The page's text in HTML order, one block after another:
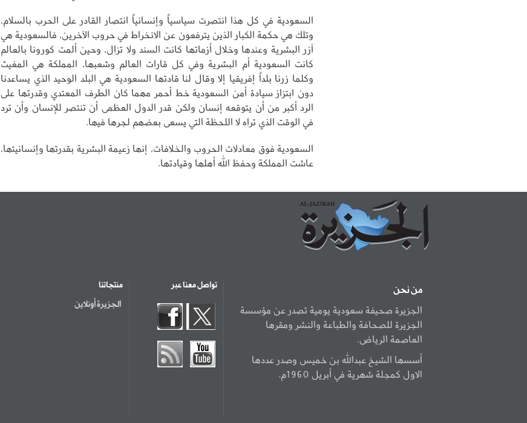
السعودية في كل هذا انتصرت سياسياً وإنسانياً انتصار القادر على الحرب بالسلام،
وتلك هي حكمة الكبار الذين يترفعون عن الانخراط في حروب الآخرين، فالسعودية هي
آزر البشرية وعندها وخلال أزماتها كانت السند ولا تزال، وحين ألمت كورونا بالعالم
كانت السعودية أم البشرية وفي كل قارات العالم وشعبها، المملكة هي المغيث
وكلما زرنا بلداً إفريقيا إلا وقال لنا قادتها السعودية هي البلد الوحيد الذي يساعدنا
دون ابتزاز سيادة أمن السعودية خط أحمر مهما كان الطرف المعتدي وقدرتها على
الرد أكبر من أن يتوقعه إنسان ولكن قدر الدول العظمى أن تنتصر للإنسان وأن ترد
في الوقت الذي تراه لا اللحظة التي يسعى بعضهم لجرها فيها.
السعودية فوق معادلات الحروب والخلافات، إنها زعيمة البشرية بقدرتها وإنسانيتها،
عاشت المملكة وحفظ الله أهلها وقيادتها.
من نحن
الجزيرة صحيفة سعودية يومية تصدر عن مؤسسة
الجزيرة للصحافة والطباعة والنشر ومقرها
العاصمة الرياض.
أسسها الشيخ عبدالله بن خميس وصدر عددها
الاول كمجلة شهرية في أبريل 1960م.
تواصل معنا عبر منتجاتنا
الجزيرة أونلاين